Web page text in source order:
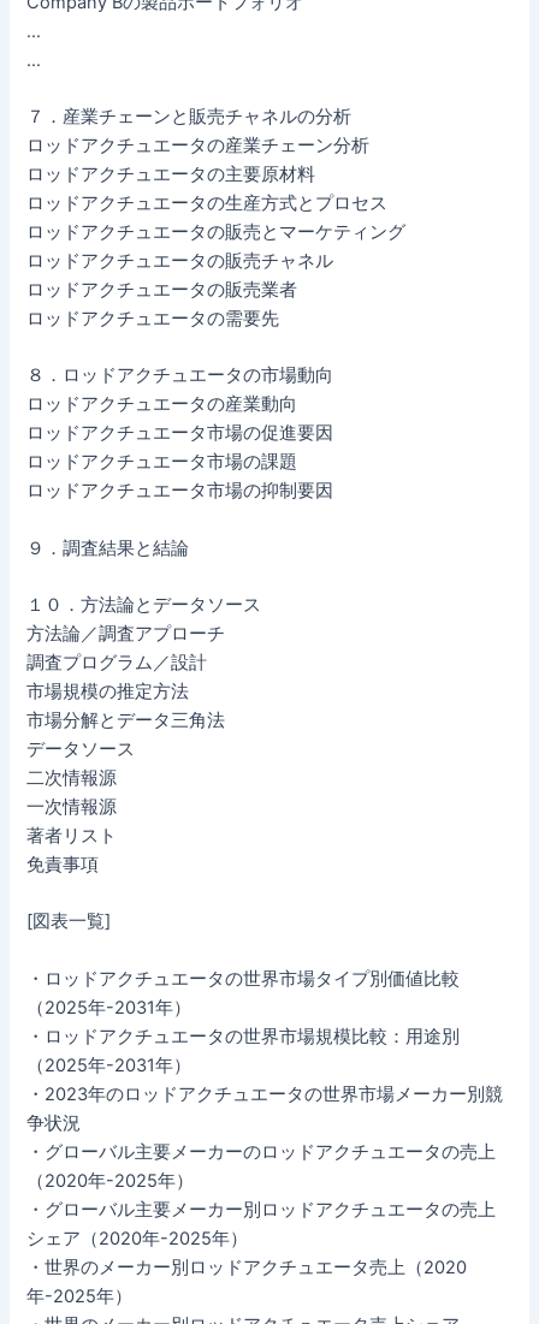
…
…
７．産業チェーンと販売チャネルの分析
ロッドアクチュエータの産業チェーン分析
ロッドアクチュエータの主要原材料
ロッドアクチュエータの生産方式とプロセス
ロッドアクチュエータの販売とマーケティング
ロッドアクチュエータの販売チャネル
ロッドアクチュエータの販売業者
ロッドアクチュエータの需要先
８．ロッドアクチュエータの市場動向
ロッドアクチュエータの産業動向
ロッドアクチュエータ市場の促進要因
ロッドアクチュエータ市場の課題
ロッドアクチュエータ市場の抑制要因
９．調査結果と結論
１０．方法論とデータソース
方法論／調査アプローチ
調査プログラム／設計
市場規模の推定方法
市場分解とデータ三角法
データソース
二次情報源
一次情報源
著者リスト
免責事項
[図表一覧]
・ロッドアクチュエータの世界市場タイプ別価値比較
（2025年-2031年）
・ロッドアクチュエータの世界市場規模比較：用途別
（2025年-2031年）
・2023年のロッドアクチュエータの世界市場メーカー別競
争状況
・グローバル主要メーカーのロッドアクチュエータの売上
（2020年-2025年）
・グローバル主要メーカー別ロッドアクチュエータの売上
シェア（2020年-2025年）
・世界のメーカー別ロッドアクチュエータ売上（2020
年-2025年）